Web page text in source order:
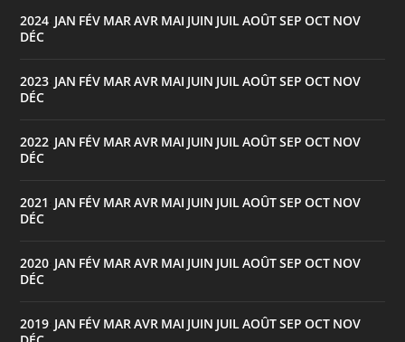
2024 JAN FÉV MARAVR MAI JUIN JUILAOÛTSEP OCT NOV
DÉC
2023 JAN FÉV MARAVR MAI JUIN JUILAOÛTSEP OCT NOV
DÉC
2022 JAN FÉV MARAVR MAI JUIN JUILAOÛTSEP OCT NOV
DÉC
2021 JAN FÉV MARAVR MAI JUIN JUILAOÛTSEP OCT NOV
DÉC
2020 JAN FÉV MARAVR MAI JUIN JUILAOÛTSEP OCT NOV
DÉC
2019 JAN FÉV MARAVR MAI JUIN JUILAOÛTSEP OCT NOV